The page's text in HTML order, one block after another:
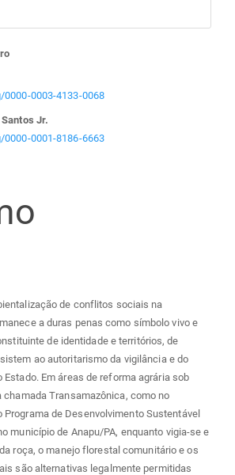
0003-4133-0068
Jr.
0001-8186-6663
de conflitos sociais na
a duras penas como símbolo vivo e
de identidade e territórios, de
ao autoritarismo da vigilância e do
Em áreas de reforma agrária sob
Transamazônica, como no
de Desenvolvimento Sustentável
município de Anapu/PA, enquanto vigia-se e
roça, o manejo florestal comunitário e os
são alternativas legalmente permitidas